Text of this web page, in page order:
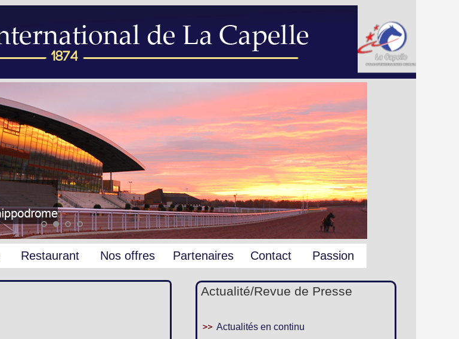
Restaurant Nos offres
Loges
Partenaires Contact Passion
Actualité/Revue de Presse
Actualités en continu